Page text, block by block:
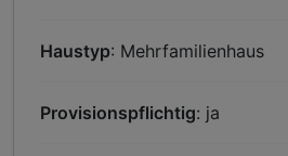
Haustyp: Mehrfamilienhaus
Provisionspflichtig: ja